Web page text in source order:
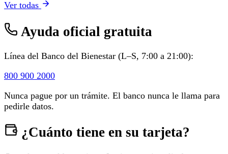
Ver todas
Ayuda oficial gratuita
Línea del Banco del Bienestar (L–S, 7:00 a 21:00):
800 900 2000
Nunca pague por un trámite. El banco nunca le llama para
pedirle datos.
¿Cuánto tiene en su tarjeta?